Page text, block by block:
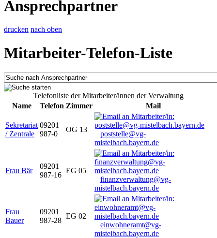
Ansprechpartner
drucken nach oben
Mitarbeiter-Telefon-Liste
Telefonliste der Mitarbeiter/innen der Verwaltung
Name
Telefon Zimmer Mail
Sekretariat
/ Zentrale
09201
987-0
OG 13
poststelle@vg-
mistelbach.bayern.de
Frau Bär
09201
987-16
EG 05
finanzverwaltung@vg-
mistelbach.bayern.de
Frau
Bauer
09201
987-28
EG 02
einwohneramt@vg-
mistelbach.bayern.de